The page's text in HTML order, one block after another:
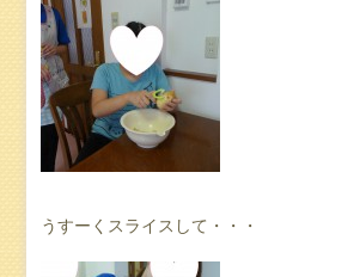
うすーくスライスして・・・